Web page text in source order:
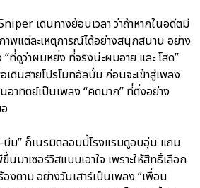
เดินทางย้อนเวลา ว่าถ้าหากในอดีตมี
พแต่ละเหตุการณ์ได้อย่างสนุกสนาน อย่าง
ที่ดูว่าผมหยิ่ง ที่จริงน่ะผมอาย และ โสด”
ดินสายโปรโมทอัลบั้ม ก่อนจะเข้าสู่เพลง
อาทิตย์เป็นเพลง “คิดมาก” ที่ติ่งอย่าง
ม” ก็เนรมิตลอบบี้โรงแรมดูอบอุ่น แถม
มาเซอร์วิสแบบเอาใจ เพราะให้สิทธิ์เลือก
ตาม อย่างวันเสาร์เป็นเพลง “เพื่อน